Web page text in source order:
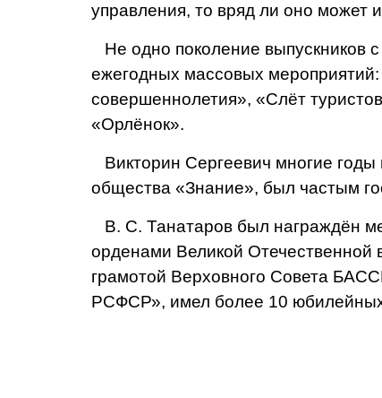
управления, то вряд ли оно может
Не одно поколение выпускников
ежегодных массовых
совершенноле­тия», «Слёт
«Орлёнок».
Викторин Сергеевич многие годы
общества «Зна­ние», был частым
В. С. Танатаров был награждён
орденами Великой Отече­ственной
грамо­той Верховного Совета
РСФСР», имел более 10